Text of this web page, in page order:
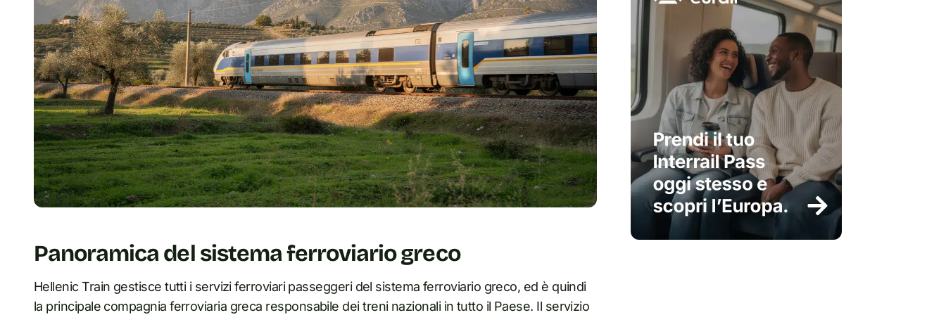
Panoramica del sistema ferroviario greco
Hellenic Train gestisce tutti i servizi ferroviari passeggeri del sistema ferroviario greco, ed è quindi
la principale compagnia ferroviaria greca responsabile dei treni nazionali in tutto il Paese. Il servizio